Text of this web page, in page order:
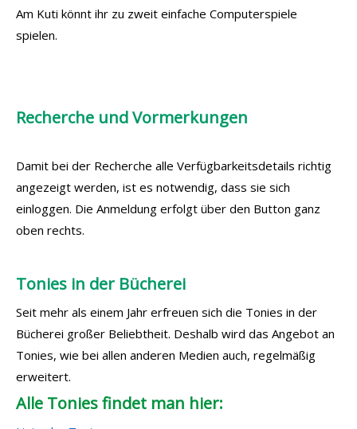
Am Kuti könnt ihr zu zweit einfache Computerspiele
spielen.
Recherche und Vormerkungen
Damit bei der Recherche alle Verfügbarkeitsdetails richtig
angezeigt werden, ist es notwendig, dass sie sich
einloggen. Die Anmeldung erfolgt über den Button ganz
oben rechts.
Tonies in der Bücherei
Seit mehr als einem Jahr erfreuen sich die Tonies in der
Bücherei großer Beliebtheit. Deshalb wird das Angebot an
Tonies, wie bei allen anderen Medien auch, regelmäßig
erweitert.
Alle Tonies findet man hier: